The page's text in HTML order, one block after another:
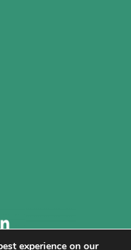
experience on our